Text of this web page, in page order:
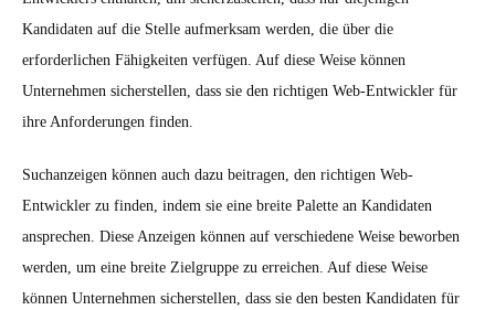
Kandidaten auf die Stelle aufmerksam werden, die über die
erforderlichen Fähigkeiten verfügen. Auf diese Weise können
Unternehmen sicherstellen, dass sie den richtigen Web-Entwickler für
ihre Anforderungen finden.
Suchanzeigen können auch dazu beitragen, den richtigen Web-
Entwickler zu finden, indem sie eine breite Palette an Kandidaten
ansprechen. Diese Anzeigen können auf verschiedene Weise beworben
werden, um eine breite Zielgruppe zu erreichen. Auf diese Weise
können Unternehmen sicherstellen, dass sie den besten Kandidaten für